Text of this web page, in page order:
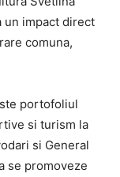
un impact direct
comuna,
portofoliul
si turism la
si General
se promoveze